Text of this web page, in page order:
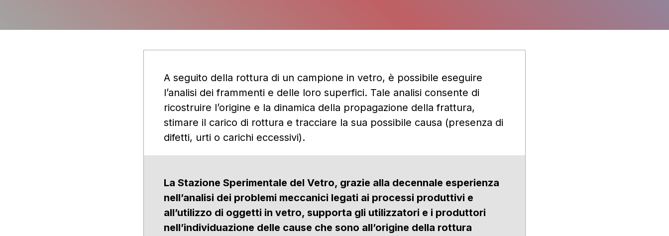
A seguito della rottura di un campione in vetro, è possibile eseguire
l’analisi dei frammenti e delle loro superfici. Tale analisi consente di
ricostruire l’origine e la dinamica della propagazione della frattura,
stimare il carico di rottura e tracciare la sua possibile causa (presenza di
difetti, urti o carichi eccessivi).
La Stazione Sperimentale del Vetro, grazie alla decennale esperienza
nell’analisi dei problemi meccanici legati ai processi produttivi e
all’utilizzo di oggetti in vetro, supporta gli utilizzatori e i produttori
nell’individuazione delle cause che sono all’origine della rottura